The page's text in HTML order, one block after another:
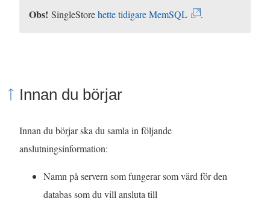
Obs! SingleStorehette tidigare MemSQL(
p
.
Innan du börjar
Innan du börjar ska du samla in följande
anslutningsinformation:
Namn på servern som fungerar som värd för den
databas som du vill ansluta till